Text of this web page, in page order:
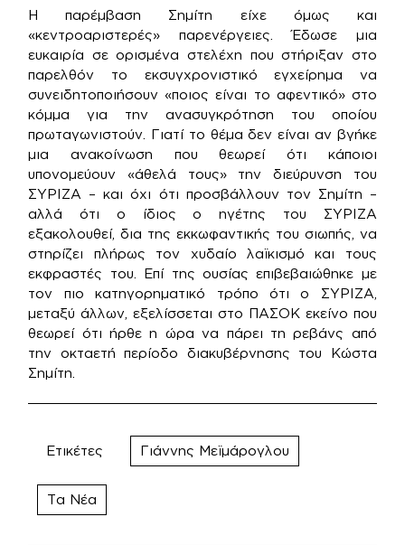
Η παρέμβαση Σημίτη είχε όμως και
«κεντροαριστερές» παρενέργειες. Έδωσε μια
ευκαιρία σε ορισμένα στελέχη που στήριξαν στο
παρελθόν το εκσυγχρονιστικό εγχείρημα να
συνειδητοποιήσουν «ποιος είναι το αφεντικό» στο
κόμμα για την ανασυγκρότηση του οποίου
πρωταγωνιστούν. Γιατί το θέμα δεν είναι αν βγήκε
μια ανακοίνωση που θεωρεί ότι κάποιοι
υπονομεύουν «άθελά τους» την διεύρυνση του
ΣΥΡΙΖΑ – και όχι ότι προσβάλλουν τον Σημίτη –
αλλά ότι ο ίδιος ο ηγέτης του ΣΥΡΙΖΑ
εξακολουθεί, δια της εκκωφαντικής του σιωπής, να
στηρίζει πλήρως τον χυδαίο λαϊκισμό και τους
εκφραστές του. Επί της ουσίας επιβεβαιώθηκε με
τον πιο κατηγορηματικό τρόπο ότι ο ΣΥΡΙΖΑ,
μεταξύ άλλων, εξελίσσεται στο ΠΑΣΟΚ εκείνο που
θεωρεί ότι ήρθε η ώρα να πάρει τη ρεβάνς από
την οκταετή περίοδο διακυβέρνησης του Κώστα
Σημίτη.
Ετικέτες Γιάννης Μεϊμάρογλου
Τα Νέα